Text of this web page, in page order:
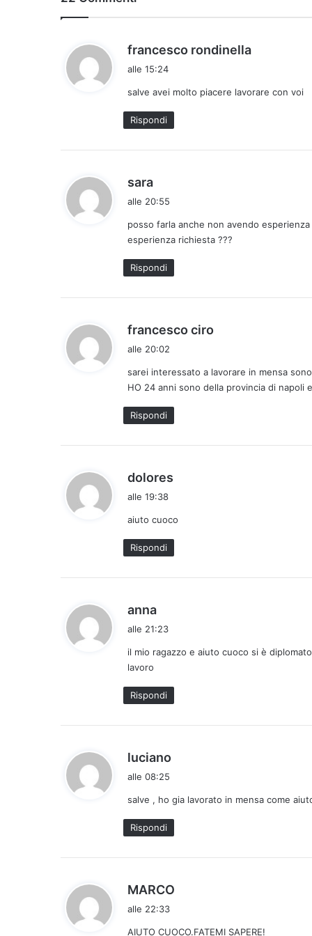
francesco rondinella
e
alle 15:24
salve avei molto piacere lavorare con voi
Rispondi
sara
e
t
t
o
alle 20:55
posso farla anche non avendo
esperienza richiesta ???
Rispondi
francesco ciro
e
t
alle 20:02
sarei interessato a lavorare in mensa
HO 24 anni sono della provincia di
Rispondi
dolores
e
t
t
alle 19:38
aiuto cuoco
Rispondi
anna
e
t
o
alle 21:23
il mio ragazzo e aiuto cuoco si è
lavoro
Rispondi
luciano
e
t
t
alle 08:25
salve , ho gia lavorato in mensa come
Rispondi
MARCO
alle 22:33
AIUTO CUOCO.FATEMI SAPERE!